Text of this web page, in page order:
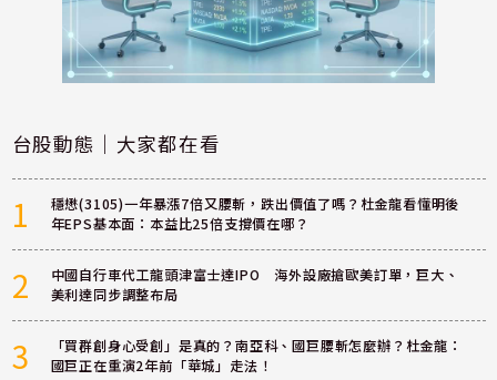
台股動態｜大家都在看
1
穩懋(3105)一年暴漲7倍又腰斬，跌出價值了嗎？杜金龍看懂明後
年EPS基本面：本益比25倍支撐價在哪？
2
中國自行車代工龍頭津富士達IPO 海外設廠搶歐美訂單，巨大、
美利達同步調整布局
3
「買群創身心受創」是真的？南亞科、國巨腰斬怎麼辦？杜金龍：
國巨正在重演2年前「華城」走法！